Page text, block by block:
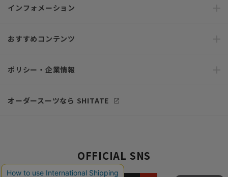
インフォメーション
おすすめコンテンツ
ポリシー・企業情報
オーダースーツなら SHITATE
OFFICIAL SNS